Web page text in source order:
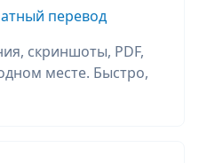
перевод
скриншоты, PDF,
месте. Быстро,